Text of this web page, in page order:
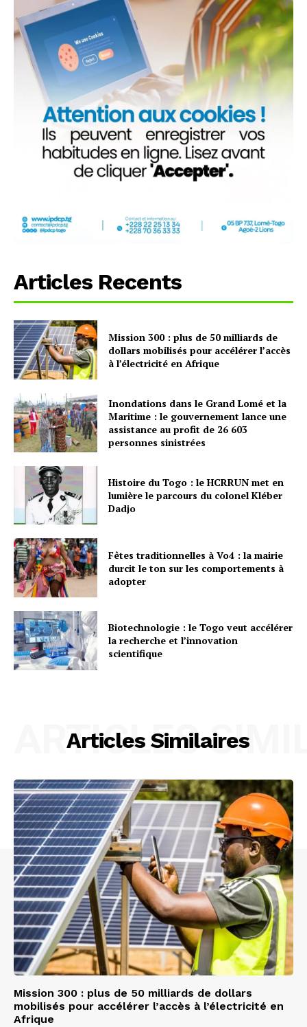
Articles Recents
Mission 300 : plus de 50 milliards de
dollars mobilisés pour accélérer l’accès
à l’électricité en Afrique
Inondations dans le Grand Lomé et la
Maritime : le gouvernement lance une
assistance au profit de 26 603
personnes sinistrées
Histoire du Togo : le HCRRUN met en
lumière le parcours du colonel Kléber
Dadjo
Fêtes traditionnelles à Vo4 : la mairie
durcit le ton sur les comportements à
adopter
Biotechnologie : le Togo veut accélérer
la recherche et l’innovation
scientifique
Articles Similaires
ARTICLES
Mission 300 : plus de 50 milliards de dollars
mobilisés pour accélérer l’accès à l’électricité en
Afrique